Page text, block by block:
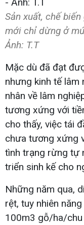
Sản xuất, chế
mới chỉ dừng ở
Ảnh: T.T
Mặc dù đã đạt
nhưng kinh tế lâm
nhân về lâm
tương xứng với
cho thấy, việc tái
chưa tương xứng
tình trạng rừng tự
triển sinh kế cho
Những năm qua,
rệt, tuy nhiên
100m3 gỗ/ha/chu